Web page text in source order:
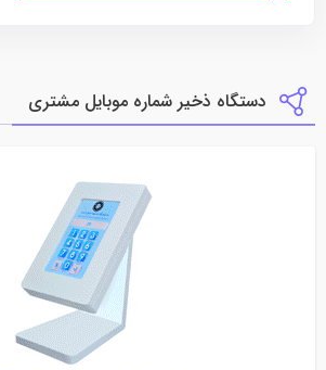
دستگاه ذخیر شماره موبایل مشتری